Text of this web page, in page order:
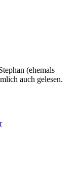
(ehemals
auch gelesen.